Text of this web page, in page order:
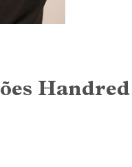
Handred